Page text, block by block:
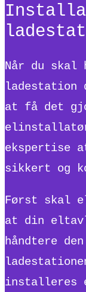
Når du skal
ladestation
at få det
ekspertise
sikkert og
Først skal
at din
håndtere
installeres